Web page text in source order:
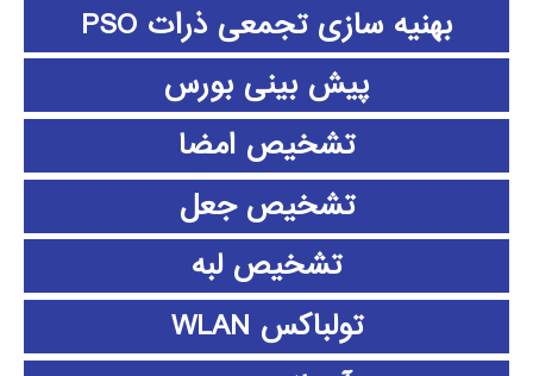
بهنیه سازی تجمعی ذرات PSO
پیش بینی بورس
تشخیص امضا
تشخیص جعل
تشخیص لبه
تولباکس WLAN